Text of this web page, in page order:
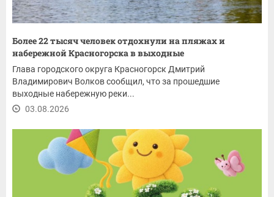
Более 22 тысяч человек отдохнули на пляжах и
набережной Красногорска в выходные
Глава городского округа Красногорск Дмитрий
Владимирович Волков сообщил, что за прошедшие
выходные набережную реки...
03.08.2026